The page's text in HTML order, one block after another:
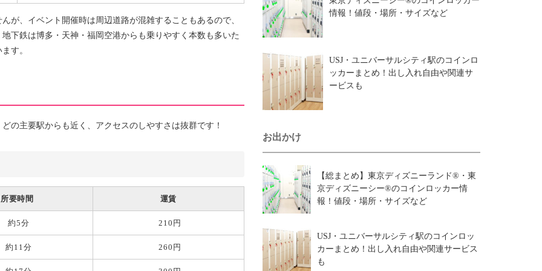
が、イベント開催時は周辺道路が混雑することもあるので、
下鉄は博多・天神・福岡空港からも乗りやすく本数も多いた
す。
の主要駅からも近く、アクセスのしやすさは抜群です！
所要時間 運賃
約5分 210円
約11分 260円
情報！値段・場所・サイズなど
USJ・ユニバーサルシティ駅のコインロ
ッカーまとめ！出し入れ自由や関連サ
ービスも
お出かけ
【総まとめ】東京ディズニーランド®・東
京ディズニーシー®のコインロッカー情
報！値段・場所・サイズなど
USJ・ユニバーサルシティ駅のコインロッ
カーまとめ！出し入れ自由や関連サービス
も